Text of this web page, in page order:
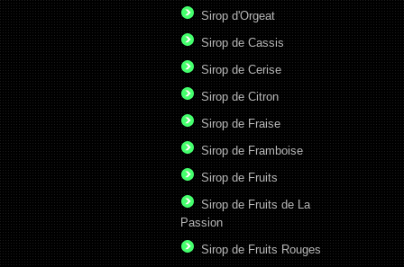
Sirop d'Orgeat
Sirop de Cassis
Sirop de Cerise
Sirop de Citron
Sirop de Fraise
Sirop de Framboise
Sirop de Fruits
Sirop de Fruits de La
Passion
Sirop de Fruits Rouges